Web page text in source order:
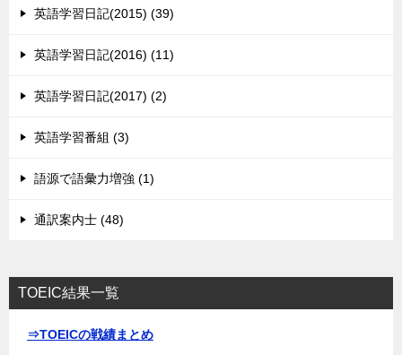
英語学習日記(2015) (39)
英語学習日記(2016) (11)
英語学習日記(2017) (2)
英語学習番組 (3)
語源で語彙力増強 (1)
通訳案内士 (48)
TOEIC結果一覧
⇒TOEICの戦績まとめ